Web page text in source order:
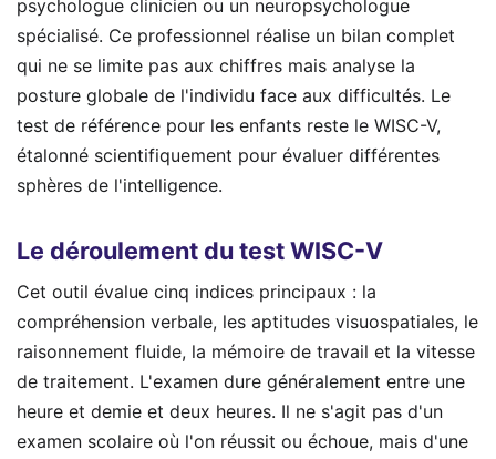
psychologue clinicien ou un neuropsychologue
spécialisé. Ce professionnel réalise un bilan complet
qui ne se limite pas aux chiffres mais analyse la
posture globale de l'individu face aux difficultés. Le
test de référence pour les enfants reste le WISC-V,
étalonné scientifiquement pour évaluer différentes
sphères de l'intelligence.
Le déroulement du test WISC-V
Cet outil évalue cinq indices principaux : la
compréhension verbale, les aptitudes visuospatiales, le
raisonnement fluide, la mémoire de travail et la vitesse
de traitement. L'examen dure généralement entre une
heure et demie et deux heures. Il ne s'agit pas d'un
examen scolaire où l'on réussit ou échoue, mais d'une